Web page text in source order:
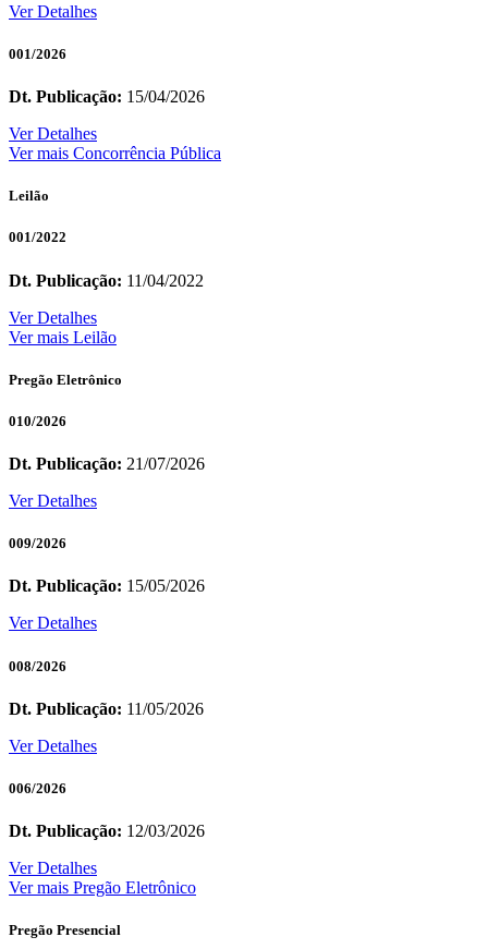
Ver Detalhes
001/2026
Dt. Publicação: 15/04/2026
Ver Detalhes
Ver mais Concorrência Pública
Leilão
001/2022
Dt. Publicação: 11/04/2022
Ver Detalhes
Ver mais Leilão
Pregão Eletrônico
010/2026
Dt. Publicação: 21/07/2026
Ver Detalhes
009/2026
Dt. Publicação: 15/05/2026
Ver Detalhes
008/2026
Dt. Publicação: 11/05/2026
Ver Detalhes
006/2026
Dt. Publicação: 12/03/2026
Ver Detalhes
Ver mais Pregão Eletrônico
Pregão Presencial